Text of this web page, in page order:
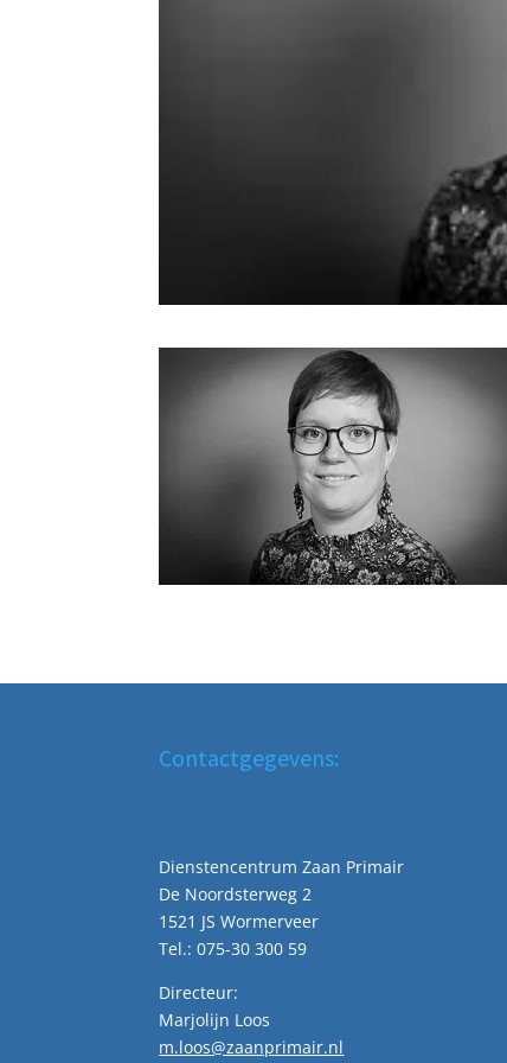
Contactgegevens:
Dienstencentrum Zaan Primair
De Noordsterweg 2
1521 JS Wormerveer
Tel.: 075-30 300 59
Directeur:
Marjolijn Loos
m.loos@zaanprimair.nl